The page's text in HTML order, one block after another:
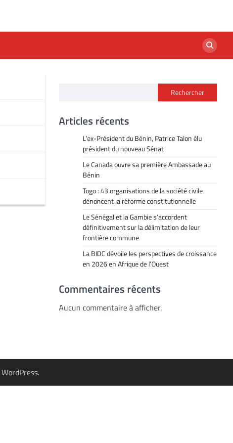
Rechercher
Articles récents
L’ex-Président du Bénin, Patrice Talon élu
président du nouveau Sénat
Le Canada ouvre sa première Ambassade au
Bénin
Togo : 43 organisations de la société civile
dénoncent la réforme constitutionnelle
Le Sénégal et la Gambie s’accordent
définitivement sur la délimitation de leur
frontière commune
La BIDC dévoile les perspectives de croissance
en 2026 en Afrique de l’Ouest
Commentaires récents
Aucun commentaire à afficher.
WordPress.